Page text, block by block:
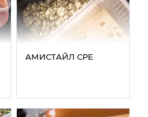
АМИСТАЙЛ СРЕ